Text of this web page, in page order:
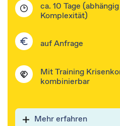
ca. 10 Tage​
Komplexität)​
auf Anfrage​
Mit Training
kombinierbar
Mehr erfahren